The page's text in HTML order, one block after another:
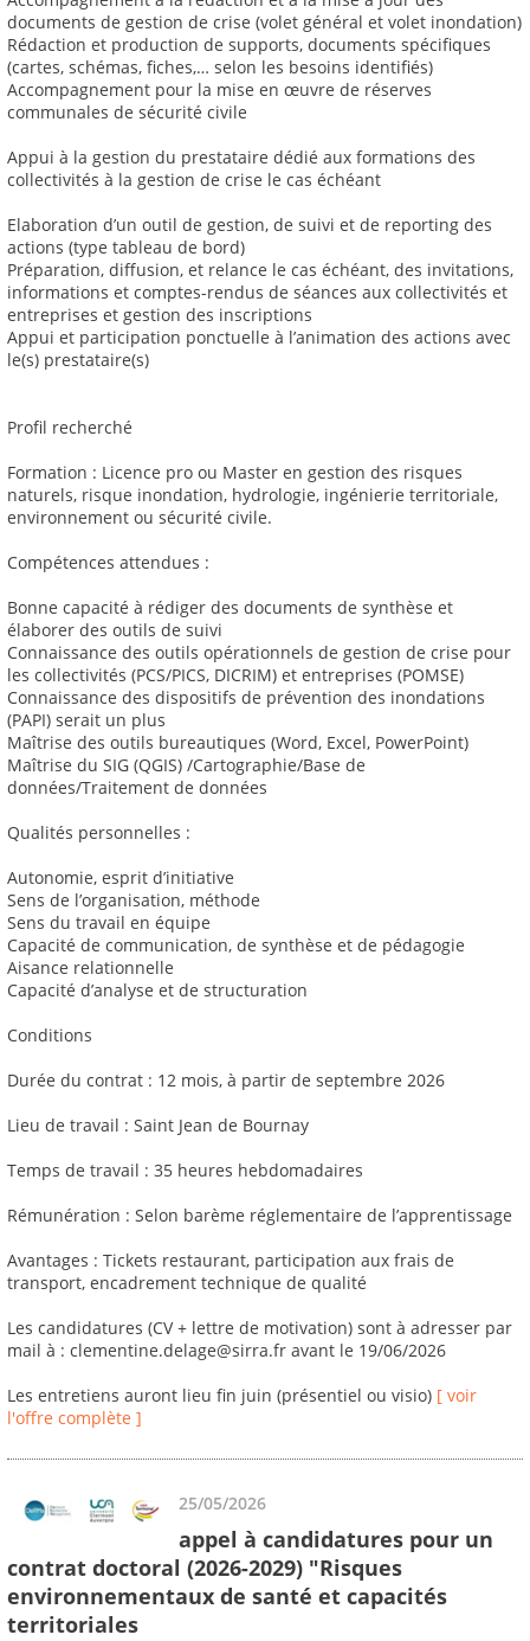
documents de gestion de crise (volet général et volet inondation)
Rédaction et production de supports, documents spécifiques
(cartes, schémas, fiches,… selon les besoins identifiés)
Accompagnement pour la mise en œuvre de réserves
communales de sécurité civile
Appui à la gestion du prestataire dédié aux formations des
collectivités à la gestion de crise le cas échéant
Elaboration d’un outil de gestion, de suivi et de reporting des
actions (type tableau de bord)
Préparation, diffusion, et relance le cas échéant, des invitations,
informations et comptes-rendus de séances aux collectivités et
entreprises et gestion des inscriptions
Appui et participation ponctuelle à l’animation des actions avec
le(s) prestataire(s)
Profil recherché
Formation : Licence pro ou Master en gestion des risques
naturels, risque inondation, hydrologie, ingénierie territoriale,
environnement ou sécurité civile.
Compétences attendues :
Bonne capacité à rédiger des documents de synthèse et
élaborer des outils de suivi
Connaissance des outils opérationnels de gestion de crise pour
les collectivités (PCS/PICS, DICRIM) et entreprises (POMSE)
Connaissance des dispositifs de prévention des inondations
(PAPI) serait un plus
Maîtrise des outils bureautiques (Word, Excel, PowerPoint)
Maîtrise du SIG (QGIS) /Cartographie/Base de
données/Traitement de données
Qualités personnelles :
Autonomie, esprit d’initiative
Sens de l’organisation, méthode
Sens du travail en équipe
Capacité de communication, de synthèse et de pédagogie
Aisance relationnelle
Capacité d’analyse et de structuration
Conditions
Durée du contrat : 12 mois, à partir de septembre 2026
Lieu de travail : Saint Jean de Bournay
Temps de travail : 35 heures hebdomadaires
Rémunération : Selon barème réglementaire de l’apprentissage
Avantages : Tickets restaurant, participation aux frais de
transport, encadrement technique de qualité
Les candidatures (CV + lettre de motivation) sont à adresser par
mail à : clementine.delage@sirra.fr avant le 19/06/2026
Les entretiens auront lieu fin juin (présentiel ou visio) [ voir
l'offre complète ]
25/05/2026
appel à candidatures pour un
contrat doctoral (2026-2029) "Risques
environnementaux de santé et capacités
territoriales